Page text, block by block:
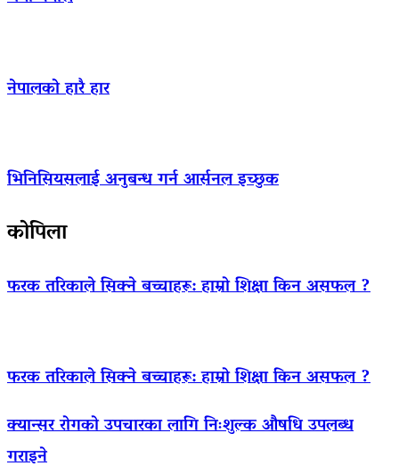
नेपालको हारै हार
भिनिसियसलाई अनुबन्ध गर्न आर्सनल इच्छुक
कोपिला
फरक तरिकाले सिक्ने बच्चाहरू: हाम्रो शिक्षा किन असफल ?
फरक तरिकाले सिक्ने बच्चाहरू: हाम्रो शिक्षा किन असफल ?
क्यान्सर रोगको उपचारका लागि निःशुल्क औषधि उपलब्ध
गराइने